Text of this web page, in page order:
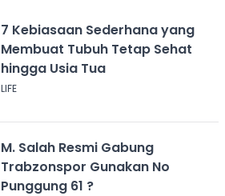
7 Kebiasaan Sederhana yang
Membuat Tubuh Tetap Sehat
hingga Usia Tua
LIFE
M. Salah Resmi Gabung
Trabzonspor Gunakan No
Punggung 61 ?